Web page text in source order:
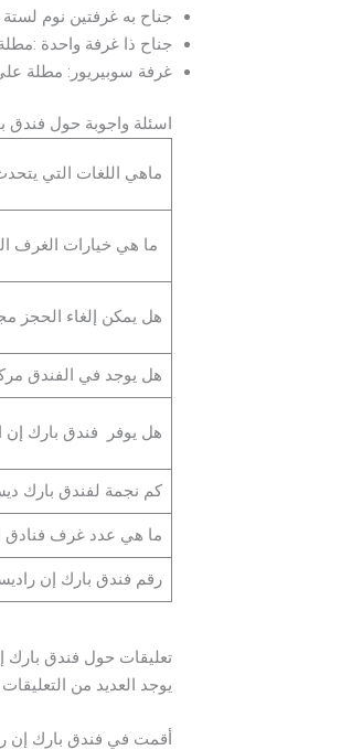
جناح به غرفتين نوم
جناح ذا غرفة واحدة :مطلة على
غرفة سوبيريور: مطلة على
اسئلة واجوبة حول فندق
ماهي اللغات التي
ما هي خيارات الغرف
هل يمكن إلغاء الحجز
هل يوجد في الفندق
هل يوفر فندق بارك إن
كم نجمة لفندق بارك
ما هي عدد غرف فنادق
رقم فندق بارك إن
تعليقات حول فندق بارك
يوجد العديد من
أقمت في فندق بارك إن